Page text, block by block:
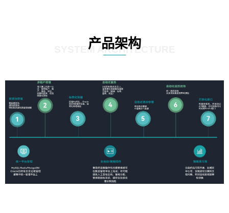
产品架构
SYSTEM ARCHITECTURE